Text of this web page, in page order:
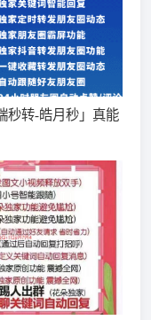
秒转-皓月秒」真能